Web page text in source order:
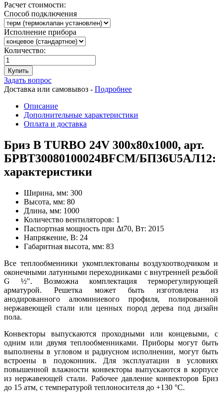
Расчет стоимости:
Способ подключения
Исполнение прибора
Количество:
Купить
Задать вопрос
Доставка или самовывоз - Подробнее
Описание
Дополнительные характеристики
Оплата и доставка
Бриз В TURBO 24V 300х80х1000, арт.
БРВТ30080100024ВFCM/БП36U5АЛ12:
характеристики
Ширина, мм: 300
Высота, мм: 80
Длина, мм: 1000
Количество вентиляторов: 1
Паспортная мощность при Δt70, Вт: 2015
Напряжение, В: 24
Габаритная высота, мм: 83
Все теплообменники укомплектованы воздухоотводчиком и
оконечными латунными переходниками с внутренней резьбой
G ½". Возможна комплектация терморегулирующей
арматурой. Решетка может быть изготовлена из
анодированного алюминиевого профиля, полированной
нержавеющей стали или ценных пород дерева под дизайн
пола.
Конвекторы выпускаются проходными или концевыми, с
одним или двумя теплообменниками. Приборы могут быть
выполнены в угловом и радиусном исполнении, могут быть
встроены в подоконник. Для эксплуатации в условиях
повышенной влажности конвекторы выпускаются в корпусе
из нержавеющей стали. Рабочее давление конвекторов Бриз
до 15 атм, с температурой теплоносителя до +130 °С.